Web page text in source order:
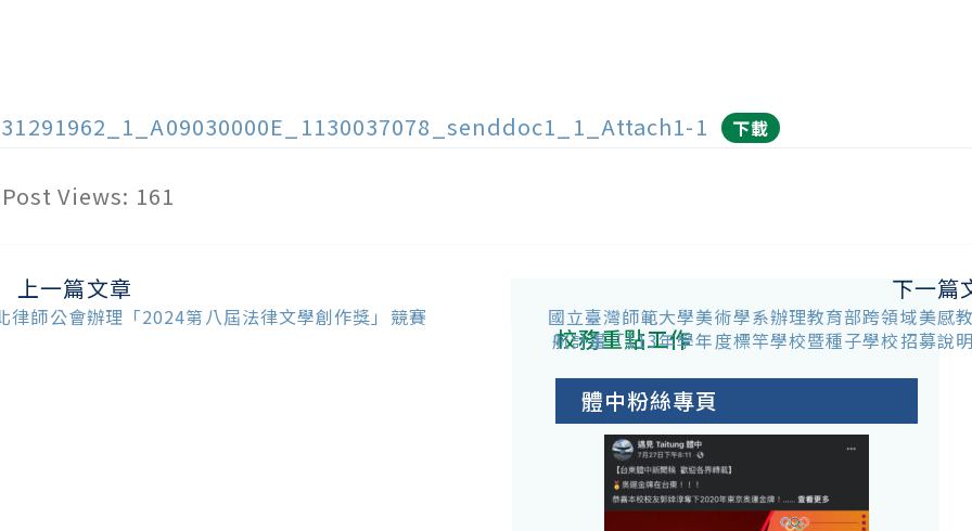
1 下載
Post Views: 161
上一篇文章
律師公會辦理「2024第八屆法律文學創作獎」競賽
下一篇
國立臺灣師範大學美術學系辦理教育部跨領域美感
航計畫「113年學年度標竿學校暨種子學校招募說
校務重點工作
體中粉絲專頁